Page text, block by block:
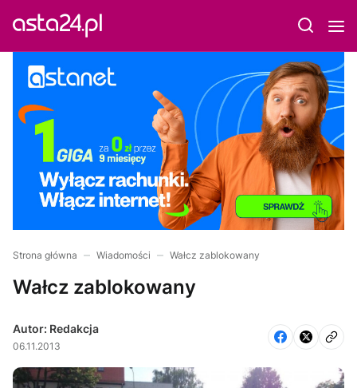
Strona główna Wiadomości Wałcz zablokowany
Wałcz zablokowany
Autor: Redakcja
06.11.2013